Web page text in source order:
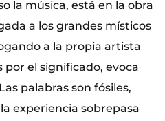
la música, está en la obra
a los grandes místicos
a la propia artista
por el significado, evoca
palabras son fósiles,
experiencia sobrepasa